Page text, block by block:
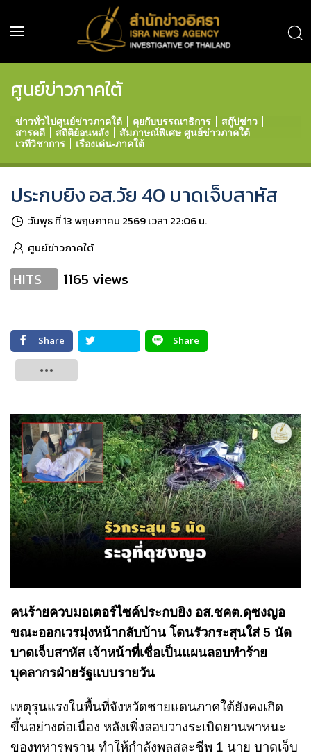
ศูนย์ข่าวภาคใต้
ข่าวทั่วไปศูนย์ข่าวภาคใต้ คุยกับบรรณาธิการ
สกู๊ปข่าว
สารคดี
สถิติย้อนหลัง
สัมภาษณ์พิเศษ ศูนย์ข่าวภาคใต้
เวทีวิชาการ
เรื่องเด่น-ภาคใต้
ประกบยิง อส.วัย 40 บาดเจ็บสาหัส
วันพุธ ที่ 13 พฤษภาคม 2569 เวลา 22:06 น.
ศูนย์ข่าวภาคใต้
HITS 1165 views
Share
Share
คนร้ายควบมอเตอร์ไซค์ประกบยิง อส.ชคต.ดุซงญอ
ขณะออกเวรมุ่งหน้ากลับบ้าน โดนรัวกระสุนใส่ 5 นัด
บาดเจ็บสาหัส เจ้าหน้าที่เชื่อเป็นแผนลอบทำร้าย
บุคลากรฝ่ายรัฐแบบรายวัน
เหตุรุนแรงในพื้นที่จังหวัดชายแดนภาคใต้ยังคงเกิด
ขึ้นอย่างต่อเนื่อง หลังเพิ่งลอบวางระเบิดยานพาหนะ
ของทหารพราน ทำให้กำลังพลสละชีพ 1 นาย บาดเจ็บ